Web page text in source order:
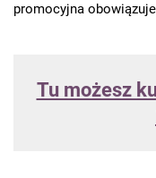
promocyjna
Tu możesz